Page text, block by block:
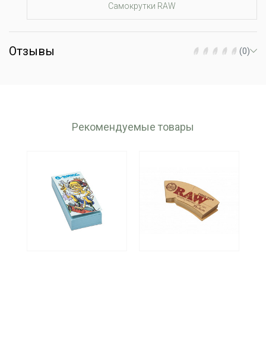
Самокрутки RAW
Отзывы (0)
Рекомендуемые товары